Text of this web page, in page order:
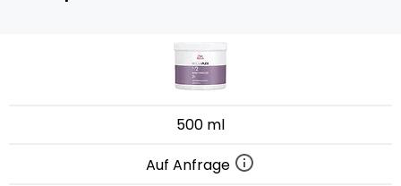
500 ml
Auf Anfrage